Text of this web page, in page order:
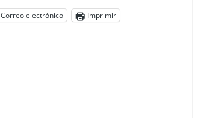
Correo electrónico Imprimir